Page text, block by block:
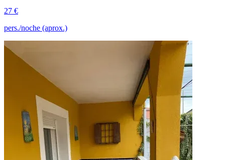
27 €
pers./noche (aprox.)